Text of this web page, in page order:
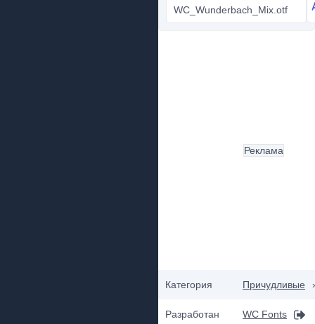
WC_Wunderbach_Mix.otf
Категория Причудливые ›
Разработан WC Fonts
Реклама